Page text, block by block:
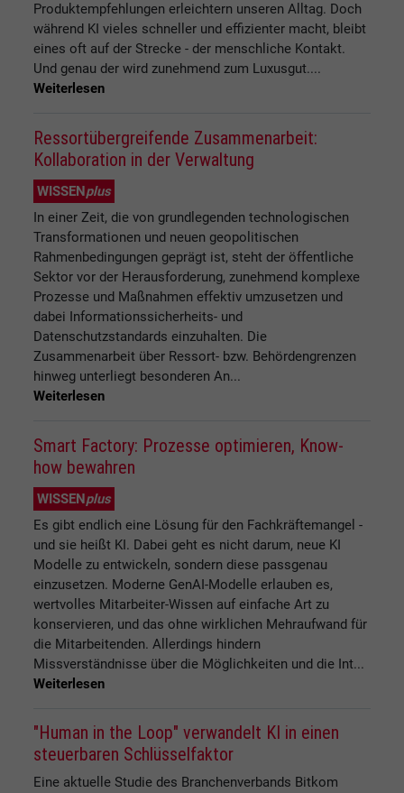
Produktempfehlungen erleichtern unseren Alltag. Doch
während KI vieles schneller und effizienter macht, bleibt
eines oft auf der Strecke - der menschliche Kontakt.
Und genau der wird zunehmend zum Luxusgut....
Weiterlesen
Ressortübergreifende Zusammenarbeit:
Kollaboration in der Verwaltung
WISSENplus
In einer Zeit, die von grundlegenden technologischen
Transformationen und neuen geopolitischen
Rahmenbedingungen geprägt ist, steht der öffentliche
Sektor vor der Herausforderung, zunehmend komplexe
Prozesse und Maßnahmen effektiv umzusetzen und
dabei Informationssicherheits- und
Datenschutzstandards einzuhalten. Die
Zusammenarbeit über Ressort- bzw. Behördengrenzen
hinweg unterliegt besonderen An...
Weiterlesen
Smart Factory: Prozesse optimieren, Know-
how bewahren
WISSENplus
Es gibt endlich eine Lösung für den Fachkräftemangel -
und sie heißt KI. Dabei geht es nicht darum, neue KI
Modelle zu entwickeln, sondern diese passgenau
einzusetzen. Moderne GenAI-Modelle erlauben es,
wertvolles Mitarbeiter-Wissen auf einfache Art zu
konservieren, und das ohne wirklichen Mehraufwand für
die Mitarbeitenden. Allerdings hindern
Missverständnisse über die Möglichkeiten und die Int...
Weiterlesen
"Human in the Loop" verwandelt KI in einen
steuerbaren Schlüsselfaktor
Eine aktuelle Studie des Branchenverbands Bitkom